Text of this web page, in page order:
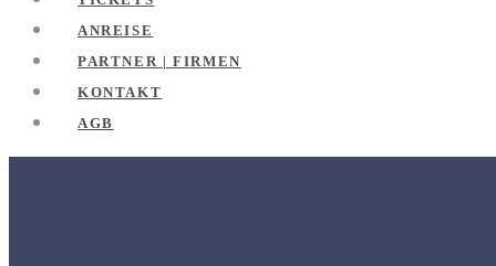
ANREISE
PARTNER | FIRMEN
KONTAKT
AGB